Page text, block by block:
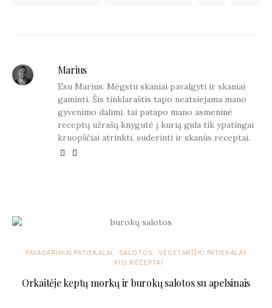
Marius
Esu Marius. Mėgstu skaniai pavalgyti ir skaniai
gaminti. Šis tinklaraštis tapo neatsiejama mano
gyvenimo dalimi, tai patapo mano asmeninė
receptų užrašų knygutė į kurią gula tik ypatingai
kruopščiai atrinkti, suderinti ir skanūs receptai.
PAVASARINIAI PATIEKALAI SALOTOS
VEGETARIŠKI PATIEKALAI
VISI RECEPTAI
Orkaitėje keptų morkų ir burokų salotos su apelsinais